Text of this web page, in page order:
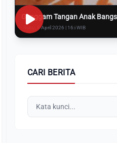
Genggam Tangan Anak
Rabu, 8 April 2026 | 16:i WIB
CARI BERITA